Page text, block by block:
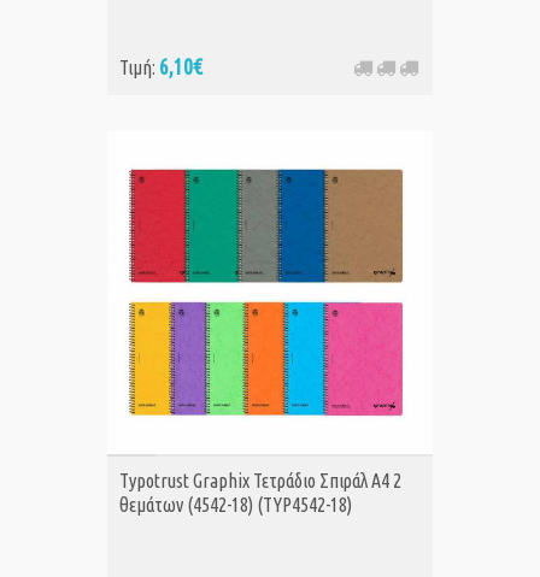
Τιμή: 6,10€
ΑΓΟΡΑ
Typotrust Graphix Τετράδιο Σπιράλ A4 2
θεμάτων (4542-18) (TYP4542-18)